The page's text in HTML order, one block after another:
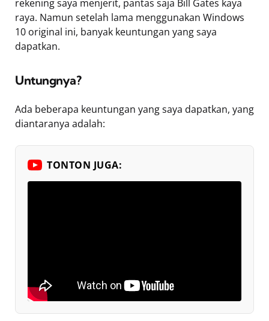
rekening saya menjerit, pantas saja Bill Gates kaya
raya. Namun setelah lama menggunakan Windows
10 original ini, banyak keuntungan yang saya
dapatkan.
Untungnya?
Ada beberapa keuntungan yang saya dapatkan, yang
diantaranya adalah:
TONTON JUGA: